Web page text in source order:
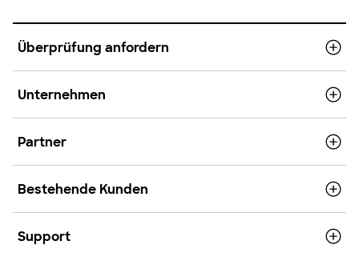
Überprüfung anfordern
Unternehmen
Partner
Bestehende Kunden
Support